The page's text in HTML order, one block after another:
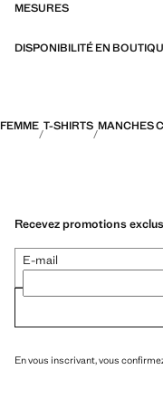
MESURES
DISPONIBILITÉ EN
FEMME T-SHIRTS MANCHES
Recevez promotions
E-mail
En vous inscrivant, vous